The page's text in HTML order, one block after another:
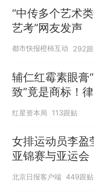
味道很好
“中传多个艺术
艺考”网友发声
都市快报橙柿互动 292
辅仁红霉素眼膏
致”竟是商标！
误导消费者，不妥
红星资本局 113跟贴
女排运动员李盈
亚锦赛与亚运会
北京日报客户端 449跟贴